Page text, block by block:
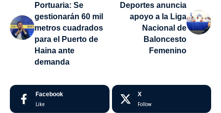
Portuaria: Se
gestionarán 60 mil
metros cuadrados
para el Puerto de
Haina ante
demanda
Deportes anuncia
apoyo a la Liga
Nacional de
Baloncesto
Femenino
Facebook
Like
X
Follow